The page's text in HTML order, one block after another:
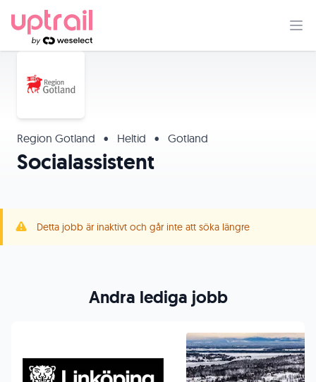
Region Gotland • Heltid • Gotland
Socialassistent
Detta jobb är inaktivt och går inte att söka längre
Andra lediga jobb